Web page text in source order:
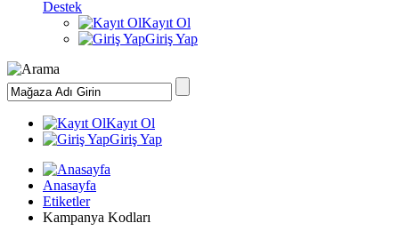
Destek
Kayıt Ol
Giriş Yap
Kayıt Ol
Giriş Yap
Anasayfa
Etiketler
Kampanya Kodları